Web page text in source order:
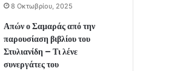
8 Οκτωβρίου, 2025
Απών ο Σαμαράς από την
παρουσίαση βιβλίου του
Στυλιανίδη – Τι λένε
συνεργάτες του